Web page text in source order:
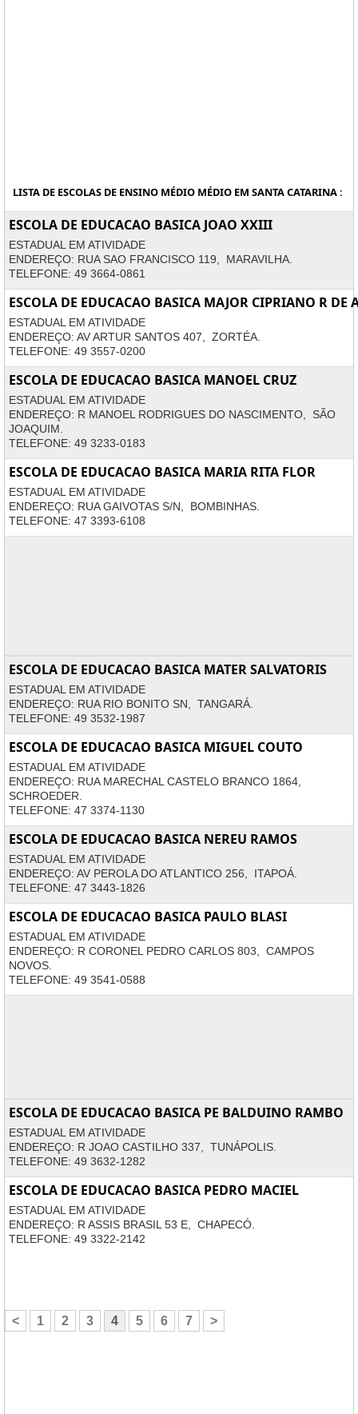
LISTA DE ESCOLAS DE ENSINO MÉDIO MÉDIO EM SANTA CATARINA :
ESCOLA DE EDUCACAO BASICA JOAO XXIII
ESTADUAL EM ATIVIDADE
ENDEREÇO: RUA SAO FRANCISCO 119, MARAVILHA.
TELEFONE: 49 3664-0861
ESCOLA DE EDUCACAO BASICA MAJOR CIPRIANO R DE
ESTADUAL EM ATIVIDADE
ENDEREÇO: AV ARTUR SANTOS 407, ZORTÉA.
TELEFONE: 49 3557-0200
ESCOLA DE EDUCACAO BASICA MANOEL CRUZ
ESTADUAL EM ATIVIDADE
ENDEREÇO: R MANOEL RODRIGUES DO NASCIMENTO, SÃO
JOAQUIM.
TELEFONE: 49 3233-0183
ESCOLA DE EDUCACAO BASICA MARIA RITA FLOR
ESTADUAL EM ATIVIDADE
ENDEREÇO: RUA GAIVOTAS S/N, BOMBINHAS.
TELEFONE: 47 3393-6108
ESCOLA DE EDUCACAO BASICA MATER SALVATORIS
ESTADUAL EM ATIVIDADE
ENDEREÇO: RUA RIO BONITO SN, TANGARÁ.
TELEFONE: 49 3532-1987
ESCOLA DE EDUCACAO BASICA MIGUEL COUTO
ESTADUAL EM ATIVIDADE
ENDEREÇO: RUA MARECHAL CASTELO BRANCO 1864,
SCHROEDER.
TELEFONE: 47 3374-1130
ESCOLA DE EDUCACAO BASICA NEREU RAMOS
ESTADUAL EM ATIVIDADE
ENDEREÇO: AV PEROLA DO ATLANTICO 256, ITAPOÁ.
TELEFONE: 47 3443-1826
ESCOLA DE EDUCACAO BASICA PAULO BLASI
ESTADUAL EM ATIVIDADE
ENDEREÇO: R CORONEL PEDRO CARLOS 803, CAMPOS
NOVOS.
TELEFONE: 49 3541-0588
ESCOLA DE EDUCACAO BASICA PE BALDUINO RAMBO
ESTADUAL EM ATIVIDADE
ENDEREÇO: R JOAO CASTILHO 337, TUNÁPOLIS.
TELEFONE: 49 3632-1282
ESCOLA DE EDUCACAO BASICA PEDRO MACIEL
ESTADUAL EM ATIVIDADE
ENDEREÇO: R ASSIS BRASIL 53 E, CHAPECÓ.
TELEFONE: 49 3322-2142
< 1 2 3 4 5 6 7 >